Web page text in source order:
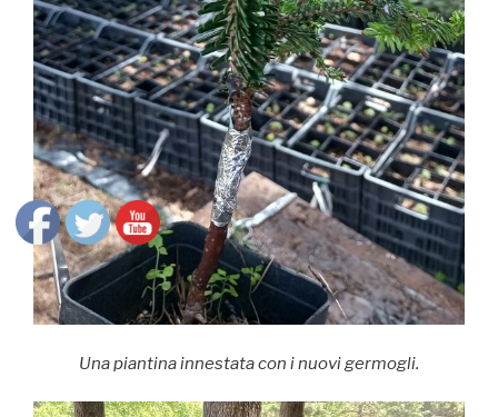
Una piantina innestata con i nuovi germogli.